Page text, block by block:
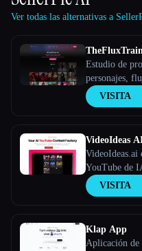
Ver todas las alternativas a
Estudio de
personajes,
VISITA
VideoIdeas
VideoIdeas.ai
YouTube de
virus, nuevas
en cuestión de
VISITA
Klap App
Aplicación de